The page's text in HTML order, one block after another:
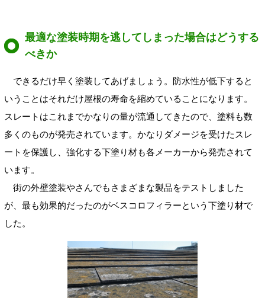
最適な塗装時期を逃してしまった場合はどうする
べきか
できるだけ早く塗装してあげましょう。防水性が低下すると
いうことはそれだけ屋根の寿命を縮めていることになります。
スレートはこれまでかなりの量が流通してきたので、塗料も数
多くのものが発売されています。かなりダメージを受けたスレ
ートを保護し、強化する下塗り材も各メーカーから発売されて
います。
街の外壁塗装やさんでもさまざまな製品をテストしました
が、最も効果的だったのがベスコロフィラーという下塗り材で
した。